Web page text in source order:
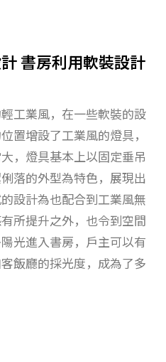
書房利用軟裝設計
工業風，在一些軟裝的設
置增設了工業風的燈具，
，燈具基本上以固定垂吊
落的外型為特色，展現出
設計為也配合到工業風無
所提升之外，也令到空間
光進入書房，戶主可以有
飯廳的採光度，成為了多